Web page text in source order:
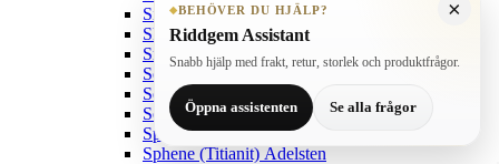
Sinhalit Ädelsten
Skapolit Ädelsten
Smithsonit Ädelsten
Sodalit Ädelsten
Sol Kvarts Ädelsten
Solsten Ädelsten
Spessartit Granat Ädelsten
Sphene (Titianit) Ädelsten
×
BEHÖVER DU HJÄLP?
Riddgem Assistant
Snabb hjälp med frakt, retur, storlek och produktfrågor.
Öppna assistenten Se alla frågor